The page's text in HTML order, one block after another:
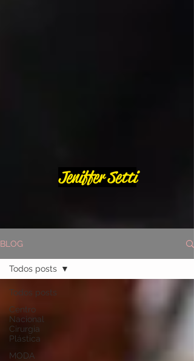
Jeniffer Setti
BLOG
Todos posts
Centro
Nacional
Cirurgia
Plástica
MODA
Todos posts